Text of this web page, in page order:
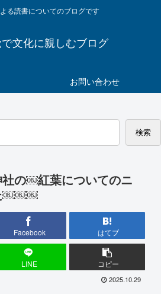
る読書についてのブログです
文化に親しむブログ
お問い合わせ
検索
の￼紅葉についてのニ
￼￼￼
Facebook はてブ
LINE コピー
2025.10.29